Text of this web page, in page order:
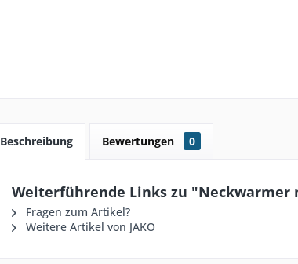
Beschreibung Bewertungen 0
Weiterführende Links zu "Neckwarmer
Fragen zum Artikel?
Weitere Artikel von JAKO